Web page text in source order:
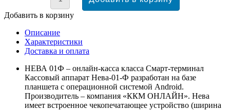
Добавить в корзину
Описание
Характеристики
Доставка и оплата
НЕВА 01Ф – онлайн-касса класса Смарт-терминал
Кассовый аппарат Нева-01-Ф разработан на базе
планшета с операционной системой Android.
Производитель – компания «ККМ ОНЛАЙН». Нева
имеет встроенное чекопечатающее устройство (ширина